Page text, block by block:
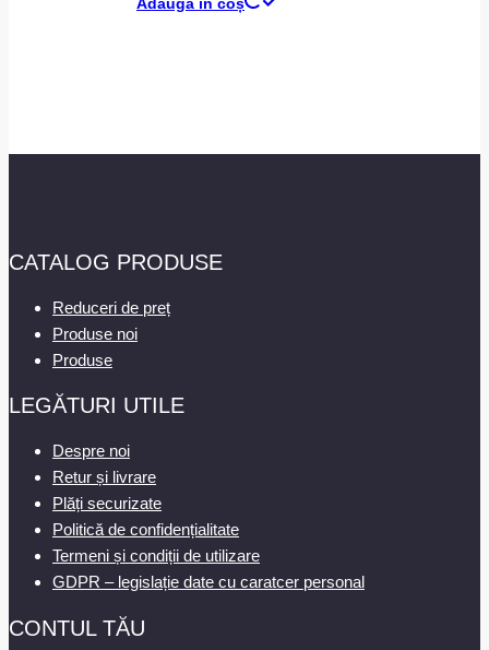
CATALOG PRODUSE
Reduceri de preț
Produse noi
Produse
LEGĂTURI UTILE
Despre noi
Retur și livrare
Plăți securizate
Politică de confidențialitate
Termeni și condiții de utilizare
GDPR – legislație date cu caratcer personal
CONTUL TĂU